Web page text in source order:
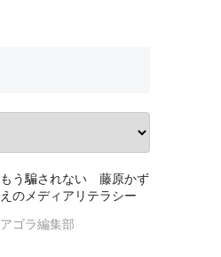
もう騙されない 藤原かず
えのメディアリテラシー
アゴラ編集部